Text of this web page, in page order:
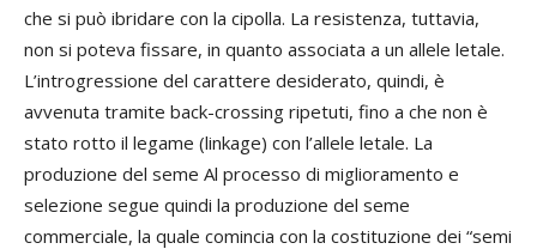
che si può ibridare con la cipolla. La resistenza, tuttavia,
non si poteva fissare, in quanto associata a un allele letale.
L’introgressione del carattere desiderato, quindi, è
avvenuta tramite back-crossing ripetuti, fino a che non è
stato rotto il legame (linkage) con l’allele letale. La
produzione del seme Al processo di miglioramento e
selezione segue quindi la produzione del seme
commerciale, la quale comincia con la costituzione dei “semi